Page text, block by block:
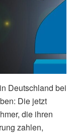
Deutschland bei
Die jetzt
die ihren
zahlen,